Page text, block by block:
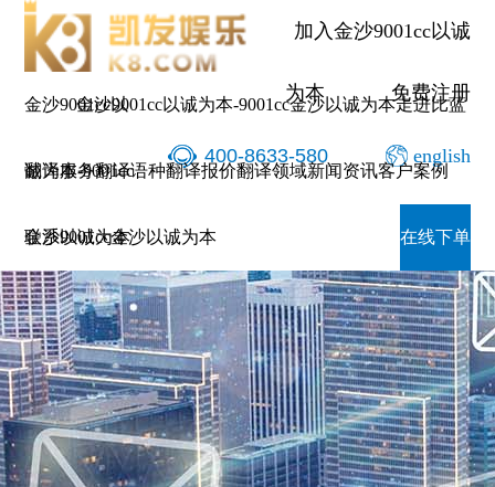
加入金沙9001cc以诚
为本 免费注册
400-8633-580 english
金沙9001cc以
诚为本-9001cc
金沙以诚为本
金沙9001cc以诚为本-9001cc金沙以诚为本走进比蓝
翻译服务翻译语种翻译报价翻译领域新闻资讯客户案例
联系9001cc金沙以诚为本 在线下单